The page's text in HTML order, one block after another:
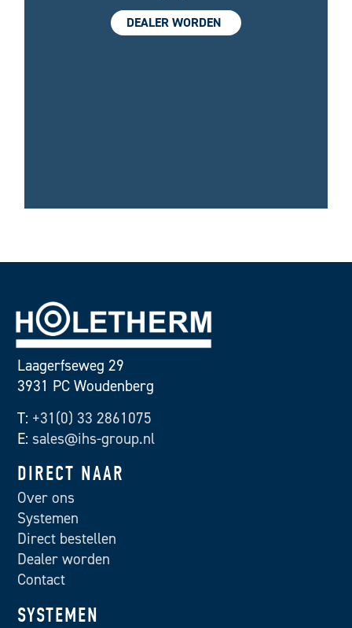
DEALER WORDEN
Laagerfseweg 29
3931 PC Woudenberg
T: +31(0) 33 2861075
E: sales@ihs-group.nl
DIRECT NAAR
Over ons
Systemen
Direct bestellen
Dealer worden
Contact
SYSTEMEN